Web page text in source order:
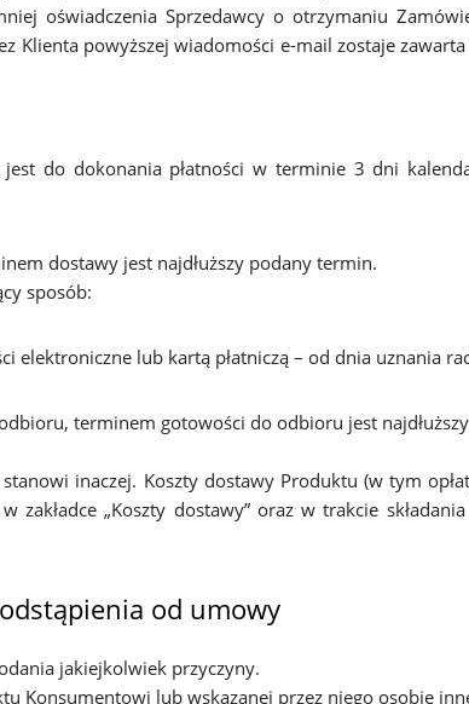
oświadczenia Sprzedawcy o otrzymaniu
Klienta powyższej wiadomości e-mail zostaje
do dokonania płatności w terminie 3 dni
dostawy jest najdłuższy podany termin.
sposób:
elektroniczne lub kartą płatniczą – od dnia uznania
terminem gotowości do odbioru jest
inaczej. Koszty dostawy Produktu (w tym
„Koszty dostawy” oraz w trakcie
od umowy
jakiejkolwiek przyczyny.
Konsumentowi lub wskazanej przez niego osobie